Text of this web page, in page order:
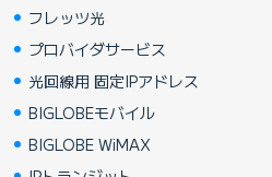
フレッツ光
プロバイダサービス
光回線用 固定IPアドレス
BIGLOBEモバイル
BIGLOBE WiMAX